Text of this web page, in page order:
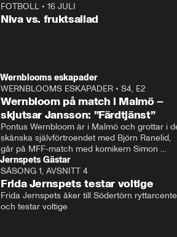
FOTBOLL • 16 JULI
Niva vs. fruktsallad
Wernblooms eskapader
WERNBLOOMS ESKAPADER • S4, E2
Wernbloom på match i Malmö –
skjutsar Jansson: ”Färdtjänst”
Pontus Wernbloom är i Malmö och grottar i
skånska självförtroendet med Björn Ranelid,
går på MFF-match med komikern Simon
”Chippen” Svensson och hjälper skadade
Jernspets Gästar
SÄSONG 1, AVSNITT 4
Frida Jernspets testar voltige
Frida Jernspets åker till Södertörn
och testar voltige